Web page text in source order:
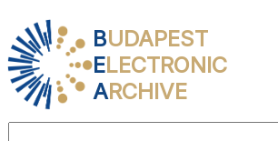
BUDAPEST
ELECTRONIC
ARCHIVE